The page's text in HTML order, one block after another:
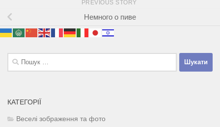
PREVIOUS STORY
Немного о пиве
Пошук:
КАТЕГОРІЇ
Веселі зображення та фото